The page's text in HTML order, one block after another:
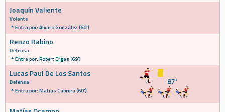
Joaquín Valiente
Volante
Entra por: Alvaro González (60')
Renzo Rabino
Defensa
Entra por: Robert Ergas (69')
Lucas Paul De Los Santos
Defensa
Entra por: Matías Cabrera (60')
87'